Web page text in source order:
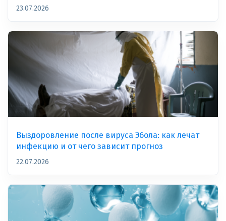
23.07.2026
Выздоровление после вируса Эбола: как лечат
инфекцию и от чего зависит прогноз
22.07.2026